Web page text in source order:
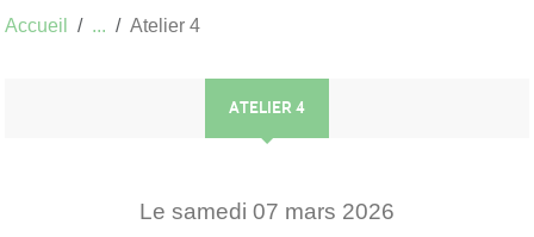
Accueil Atelier 4
ATELIER 4
Le samedi 07 mars 2026